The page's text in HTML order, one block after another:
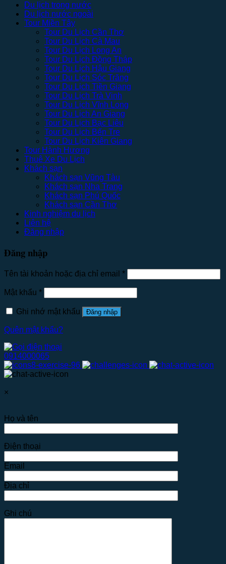
Du lịch trong nước
Du lịch nước ngoài
Tour Miền Tây
Tour Du Lịch Cần Thơ
Tour Du Lịch Cà Mau
Tour Du Lịch Long An
Tour Du Lịch Đồng Tháp
Tour Du Lịch Hậu Giang
Tour Du Lịch Sóc Trăng
Tour Du Lịch Tiền Giang
Tour Du Lịch Trà Vinh
Tour Du Lịch Vĩnh Long
Tour Du Lịch An Giang
Tour Du Lịch Bạc Liêu
Tour Du Lịch Bến Tre
Tour Du Lịch Kiên Giang
Tour Hành Hương
Thuê Xe Du Lịch
Khách sạn
Khách sạn Vũng Tàu
Khách sạn Nha Trang
Khách sạn Phú Quốc
Khách sạn Cần Thơ
Kinh nghiệm du lịch
Liên hệ
Đăng nhập
Đăng nhập
Tên tài khoản hoặc địa chỉ email *
Mật khẩu *
Ghi nhớ mật khẩu Đăng nhập
Quên mật khẩu?
0914000065
×
Họ và tên
Điện thoại
Email
Địa chỉ
Ghi chú